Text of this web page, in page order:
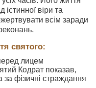
віри та
всім заради
святого:
лицем
Кодрат показав,
фізичні страждання